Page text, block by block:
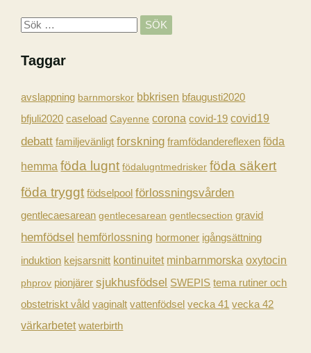
S
k
f
t
e
r
:
Taggar
avslappning barnmorskor bbkrisen bfaugusti2020
bfjuli2020 caseload Cayenne corona covid-19 covid19
debatt familjevänligt forskning framfödandereflexen föda
hemma föda lugnt födalugntmedrisker föda säkert
föda tryggt födselpool förlossningsvården
gentlecaesarean gentlecesarean gentlecsection gravid
hemfödsel hemförlossning hormoner igångsättning
induktion kejsarsnitt kontinuitet minbarnmorska oxytocin
phprov pionjärer sjukhusfödsel SWEPIS tema rutiner och
obstetriskt våld vaginalt vattenfödsel vecka 41 vecka 42
värkarbetet waterbirth